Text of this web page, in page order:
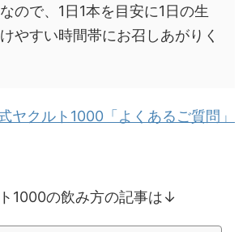
ので、1日1本を目安に1日の生
やすい時間帯にお召しあがりく
ヤクルト1000「よくあるご質問」
1000の飲み方の記事は↓